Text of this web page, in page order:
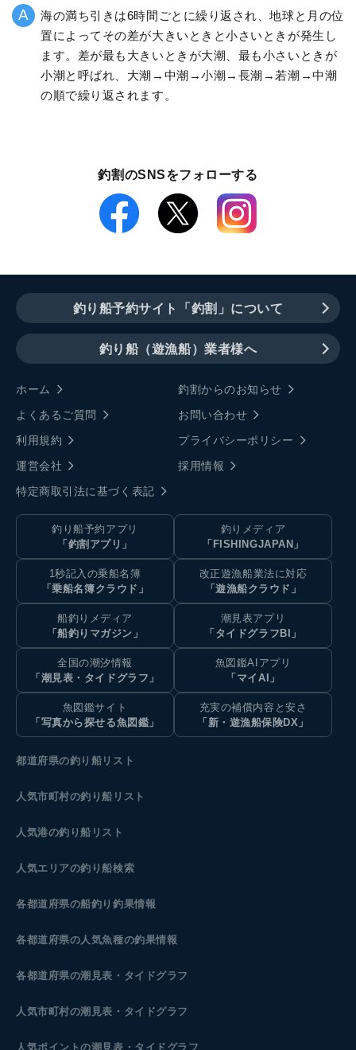
海の満ち引きは6時間ごとに繰り返され、地球と月の位
置によってその差が大きいときと小さいときが発生し
ます。差が最も大きいときが大潮、最も小さいときが
小潮と呼ばれ、大潮→中潮→小潮→長潮→若潮→中潮
の順で繰り返されます。
釣割のSNSをフォローする
釣り船予約サイト「釣割」について
釣り船（遊漁船）業者様へ
ホーム
釣割からのお知らせ
よくあるご質問
お問い合わせ
利用規約
プライバシーポリシー
運営会社
採用情報
特定商取引法に基づく表記
釣り船予約アプリ
「釣割アプリ」
釣りメディア
「FISHINGJAPAN」
1秒記入の乗船名簿
「乗船名簿クラウド」
改正遊漁船業法に対応
「遊漁船クラウド」
船釣りメディア
「船釣りマガジン」
潮見表アプリ
「タイドグラフBI」
全国の潮汐情報
「潮見表・タイドグラフ」
魚図鑑AIアプリ
「マイAI」
魚図鑑サイト
「写真から探せる魚図鑑」
充実の補償内容と安さ
「新・遊漁船保険DX」
都道府県の釣り船リスト
人気市町村の釣り船リスト
人気港の釣り船リスト
人気エリアの釣り船検索
各都道府県の船釣り釣果情報
各都道府県の人気魚種の釣果情報
各都道府県の潮見表 ・タイドグラフ
人気市町村の潮見表・タイドグラフ
人気ポイントの潮見表・タイドグラフ